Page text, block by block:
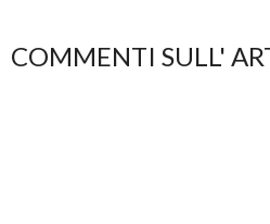
COMMENTI SULL'